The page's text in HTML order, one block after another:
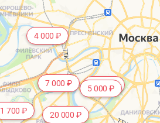
1 700 ₽
4 000 ₽
7 000 ₽
20 000 ₽
3 000 ₽
5 000 ₽